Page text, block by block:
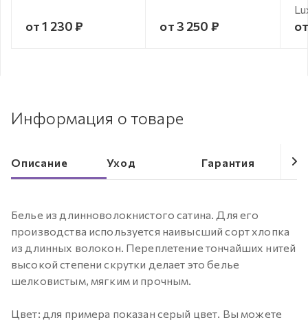
от 1 230 ₽ от 3 250 ₽
Информация о товаре
Описание Уход Гарантия
Белье из длинноволокнистого сатина. Для его
производства используется наивысший сорт хлопка
из длинных волокон. Переплетение тончайших нитей
высокой степени скрутки делает это белье
шелковистым, мягким и прочным.
Цвет: для примера показан серый цвет. Вы можете